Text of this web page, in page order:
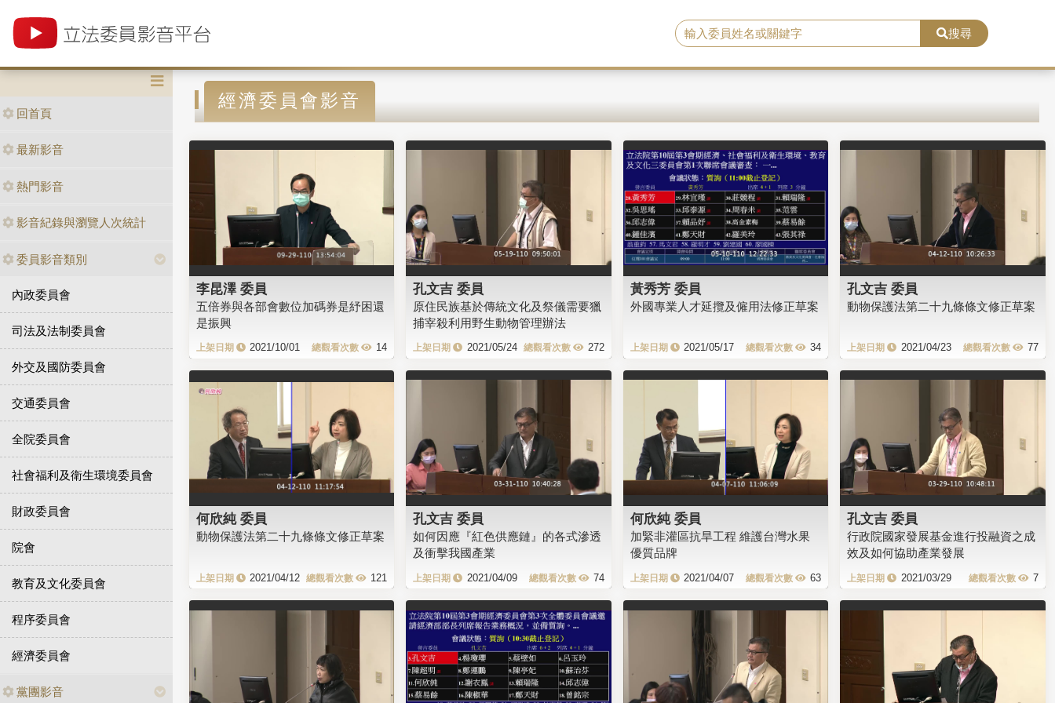
搜尋
回首頁
最新影音
熱門影音
影音紀錄與瀏覽人次統計
委員影音類別
內政委員會
司法及法制委員會
外交及國防委員會
交通委員會
全院委員會
社會福利及衛生環境委員會
財政委員會
院會
教育及文化委員會
程序委員會
經濟委員會
黨團影音
經濟委員會影音
李昆澤 委員
五倍券與各部會數位加碼券是紓困還
是振興
2021/10/01 14
孔文吉 委員
原住民族基於傳統文化及祭儀需要獵
捕宰殺利用野生動物管理辦法
2021/05/24 272
黃秀芳 委員
外國專業人才延攬及僱用法修正草案
2021/05/17 34
孔文吉 委員
動物保護法第二十九條條文修正草案
2021/04/23 77
何欣純 委員
動物保護法第二十九條條文修正草案
2021/04/12 121
孔文吉 委員
如何因應『紅色供應鏈』的各式滲透
及衝擊我國產業
2021/04/09 74
何欣純 委員
加緊非灌區抗旱工程 維護台灣水果
優質品牌
2021/04/07 63
孔文吉 委員
行政院國家發展基金進行投融資之成
效及如何協助產業發展
2021/03/29 7